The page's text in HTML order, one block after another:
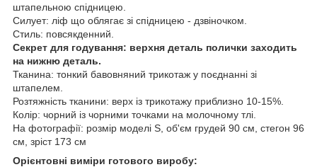
штапельною спідницею.
Силует: ліф що облягає зі спідницею - дзвіночком.
Стиль: повсякденний.
Секрет для годування: верхня деталь полички заходить
на нижню деталь.
Тканина: тонкий бавовняний трикотаж у поєднанні зі
штапелем.
Розтяжність тканини: верх із трикотажу приблизно 10-15%.
Колір: чорний із чорними точками на молочному тлі.
На фотографії: розмір моделі S, об'єм грудей 90 см, стегон 96
см, зріст 173 см
Орієнтовні виміри готового виробу: